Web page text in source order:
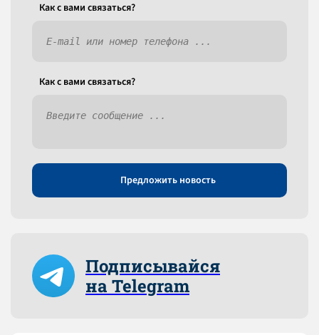
Как c вами связаться?
Как c вами связаться?
Предложить новость
Подписывайся
на Telegram